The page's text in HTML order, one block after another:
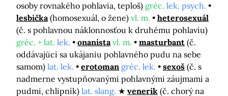
osoby rovnakého pohlavia, teploš) gréc. lek. psych.
lesbička (homosexuál, o žene) vl. m.
heterosexuál
(č. s pohlavnou náklonnosťou k druhému pohlaviu)
gréc. + lat. lek. onanista vl. m. masturbant (č.
oddávajúci sa ukájaniu pohlavného pudu na sebe
samom) lat. lek. erotoman gréc. lek. sexoš (č. s
nadmerne vystupňovanými pohlavnými záujmami a
pudmi, chlipník) lat. slang. venerik (č. chorý na